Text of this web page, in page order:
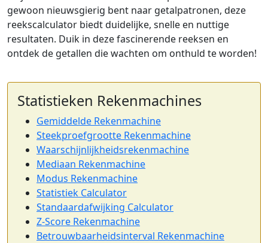
gewoon nieuwsgierig bent naar getalpatronen, deze
reekscalculator biedt duidelijke, snelle en nuttige
resultaten. Duik in deze fascinerende reeksen en
ontdek de getallen die wachten om onthuld te worden!
Statistieken Rekenmachines
Gemiddelde Rekenmachine
Steekproefgrootte Rekenmachine
Waarschijnlijkheidsrekenmachine
Mediaan Rekenmachine
Modus Rekenmachine
Statistiek Calculator
Standaardafwijking Calculator
Z-Score Rekenmachine
Betrouwbaarheidsinterval Rekenmachine